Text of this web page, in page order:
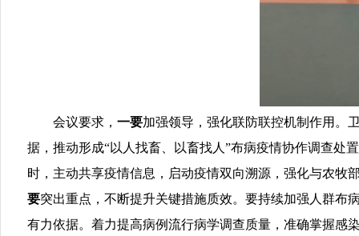
会议要求， 一要加强领导，强化联防联控机制作用。
据，推动形成“以人找畜、以畜找人”布病疫情协作调查处
时，主动共享疫情信息，启动疫情双向溯源，强化与农牧
要突出重点，不断提升关键措施质效。要持续加强人群布
有力依据。着力提高病例流行病学调查质量，准确掌握感